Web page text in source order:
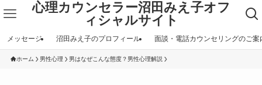
心理カウンセラー沼田みえ子オフ
ィシャルサイト
メッセージ 沼田みえ子のプロフィール 面談・電話カウンセリングのご案
ホーム 男性心理 男はなぜこんな態度？男性心理解説